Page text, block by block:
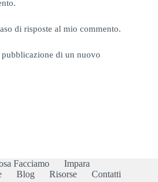
di risposte al mio commento.
di un nuovo
Facciamo
Impara
Blog Risorse Contatti